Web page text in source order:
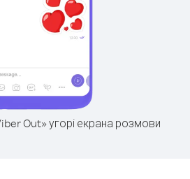
Out» угорі екрана розмови